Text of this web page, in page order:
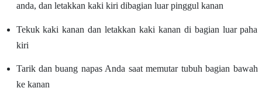
anda, dan letakkan kaki kiri dibagian luar pinggul kanan
Tekuk kaki kanan dan letakkan kaki kanan di bagian luar paha
kiri
Tarik dan buang napas Anda saat memutar tubuh bagian bawah
ke kanan